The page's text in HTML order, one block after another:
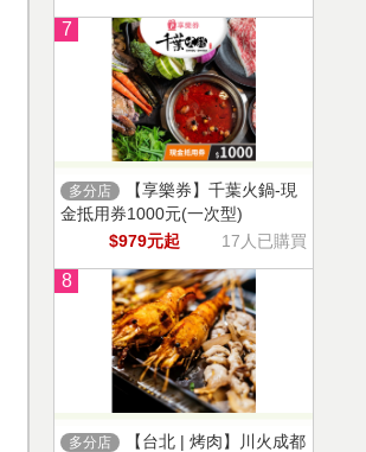
7
多分店
【享樂券】千葉火鍋-現
金抵用券1000元(一次型)
$979元起
17人已購買
8
多分店
【台北 | 烤肉】川火成都